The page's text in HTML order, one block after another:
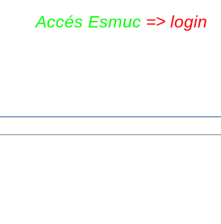
Accés Esmuc => login